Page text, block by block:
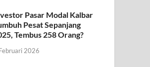
Pasar Modal Kalbar
Pesat Sepanjang
Tembus 258 Orang?
2026